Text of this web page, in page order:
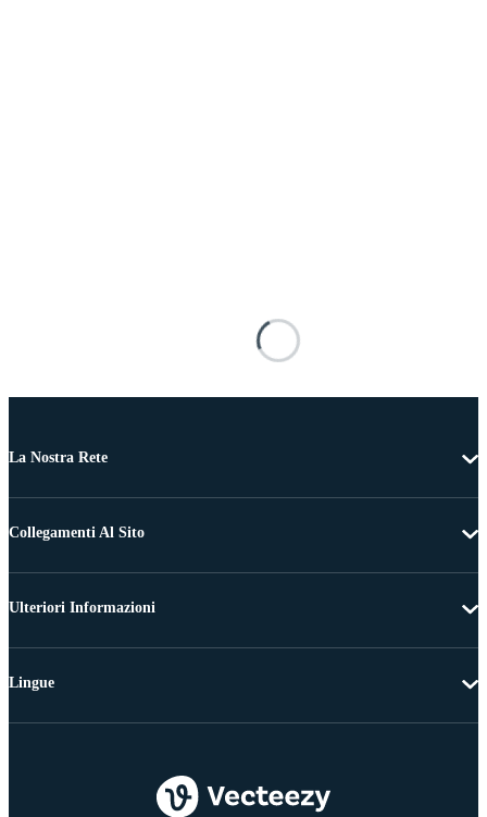
La Nostra Rete
Collegamenti Al Sito
Ulteriori Informazioni
Lingue